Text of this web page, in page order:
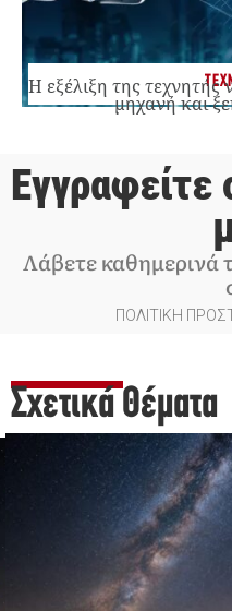
Η εξέλιξη της
μηχανή και
Λάβετε καθημερινά
ΠΟΛΙΤΙΚΗ
Σχετικά Θέματα